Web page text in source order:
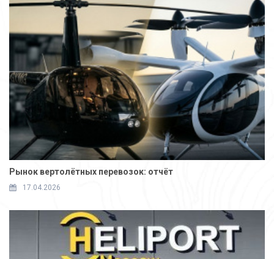
Рынок вертолётных перевозок: отчёт
17.04.2026